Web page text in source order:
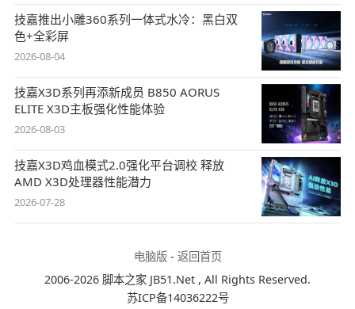
技嘉推出小雕360系列一体式水冷：黑白双
色+全彩屏
2026-08-04
技嘉X3D系列再添新成员 B850 AORUS
ELITE X3D主板强化性能体验
2026-08-03
技嘉X3D鸡血模式2.0强化平台调校 释放
AMD X3D处理器性能潜力
2026-07-28
电脑版- 返回首页
2006-2026 脚本之家 JB51.Net , All Rights Reserved.
苏ICP备14036222号